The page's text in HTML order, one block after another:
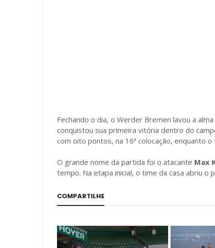
Fechando o dia, o Werder Bremen lavou a
conquistou sua primeira vitória dentro do
com oito pontos, na 16ª colocação, enquanto
O grande nome da partida foi o atacante Max
tempo. Na etapa inicial, o time da casa abriu o
COMPARTILHE